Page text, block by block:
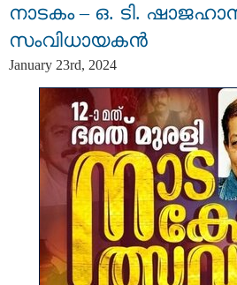
നാടകം – ഒ. ടി.
സംവിധായകൻ
January 23rd, 2024